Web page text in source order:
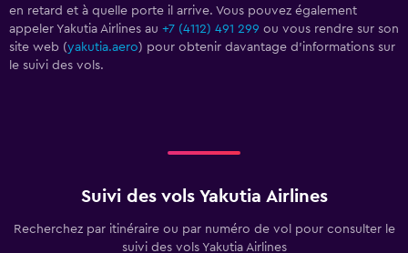
en retard et à quelle porte il arrive. Vous pouvez également
appeler Yakutia Airlines au +7 (4112) 491 299 ou vous rendre sur son
site web (yakutia.aero) pour obtenir davantage d'informations sur
le suivi des vols.
Suivi des vols Yakutia Airlines
Recherchez par itinéraire ou par numéro de vol pour consulter le
suivi des vols Yakutia Airlines